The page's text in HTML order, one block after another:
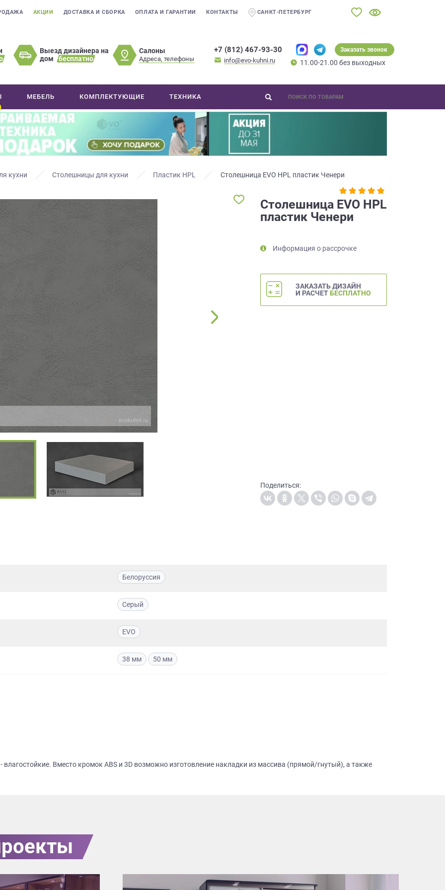
АКЦИИ ДОСТАВКА И СБОРКА ОПЛАТА И ГАРАНТИИ КОНТАКТЫ САНКТ-ПЕТЕРБУРГ
Выезд дизайнера на
дом
бесплатно
Салоны
Адреса, телефоны
+7 (812) 467-93-30
info@evo-kuhni.ru
Заказать звонок
11.00-21.00 без выходных
МЕБЕЛЬ КОМПЛЕКТУЮЩИЕ ТЕХНИКА
кухни Столешницы для кухни Пластик HPL Столешница EVO HPL пластик Ченери
Столешница EVO HPL
пластик Ченери
Информация о рассрочке
ЗАКАЗАТЬ ДИЗАЙН
И РАСЧЕТ БЕСПЛАТНО
Поделиться:
Белоруссия
Серый
EVO
38 мм 50 мм
Вместо кромок ABS и 3D возможно изготовление накладки из массива (прямой/гнутый), а также